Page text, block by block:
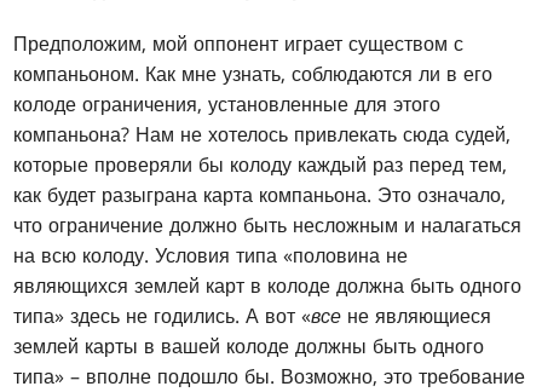
Предположим, мой оппонент играет существом с
компаньоном. Как мне узнать, соблюдаются ли в его
колоде ограничения, установленные для этого
компаньона? Нам не хотелось привлекать сюда судей,
которые проверяли бы колоду каждый раз перед тем,
как будет разыграна карта компаньона. Это означало,
что ограничение должно быть несложным и налагаться
на всю колоду. Условия типа «половина не
являющихся землей карт в колоде должна быть одного
типа» здесь не годились. А вот «все не являющиеся
землей карты в вашей колоде должны быть одного
типа» – вполне подошло бы. Возможно, это требование